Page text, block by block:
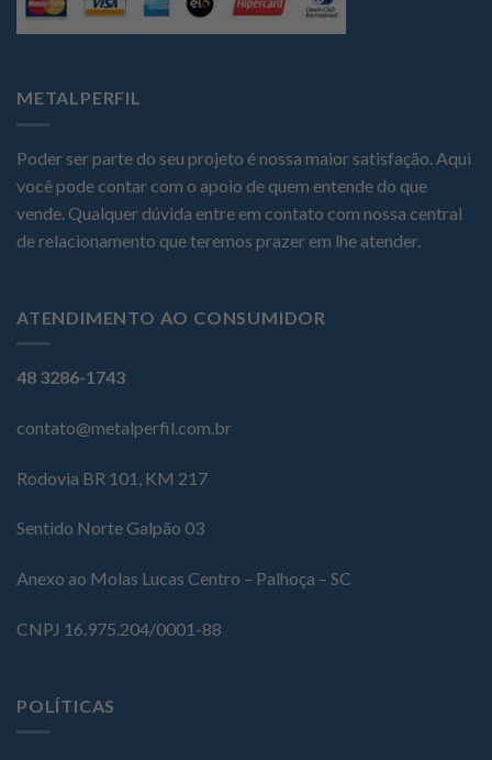
METALPERFIL
Poder ser parte do seu projeto é nossa maior satisfação. Aqui
você pode contar com o apoio de quem entende do que
vende. Qualquer dúvida entre em contato com nossa central
de relacionamento que teremos prazer em lhe atender.
ATENDIMENTO AO CONSUMIDOR
48 3286-1743
contato@metalperfil.com.br
Rodovia BR 101, KM 217
Sentido Norte Galpão 03
Anexo ao Molas Lucas Centro – Palhoça – SC
CNPJ 16.975.204/0001-88
POLÍTICAS